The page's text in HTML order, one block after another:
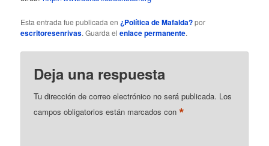
Esta entrada fue publicada en ¿Política de Mafalda?por
escritoresenrivas. Guarda elenlace permanente.
Deja una respuesta
Tu dirección de correo electrónico no será publicada. Los
campos obligatorios están marcados con*